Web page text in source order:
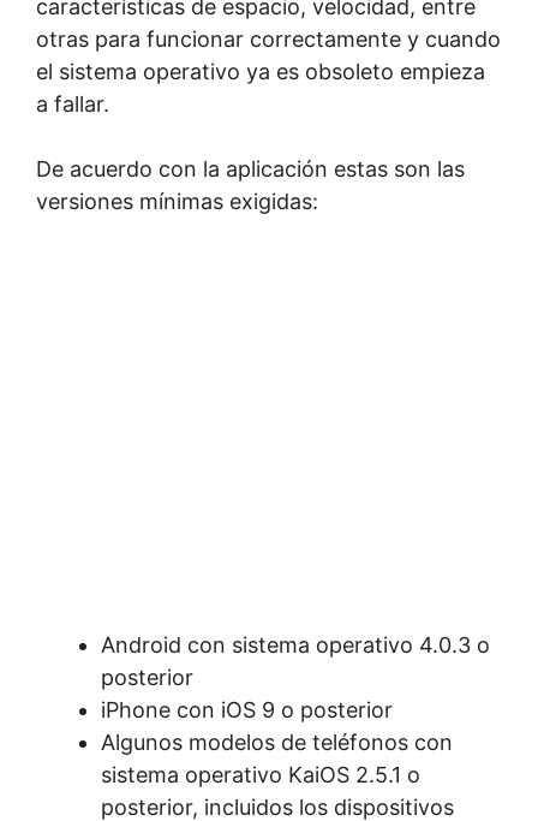
características de espacio, velocidad, entre
otras para funcionar correctamente y cuando
el sistema operativo ya es obsoleto empieza
a fallar.
De acuerdo con la aplicación estas son las
versiones mínimas exigidas:
Android con sistema operativo 4.0.3 o
posterior
iPhone con iOS 9 o posterior
Algunos modelos de teléfonos con
sistema operativo KaiOS 2.5.1 o
posterior, incluidos los dispositivos